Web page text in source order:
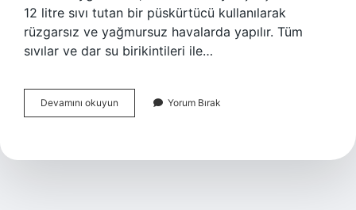
12 litre sıvı tutan bir püskürtücü kullanılarak
rüzgarsız ve yağmursuz havalarda yapılır. Tüm
sıvılar ve dar su birikintileri ile…
Devamını okuyun Karasinek
Larvası
Edilir
Yorum Bırak